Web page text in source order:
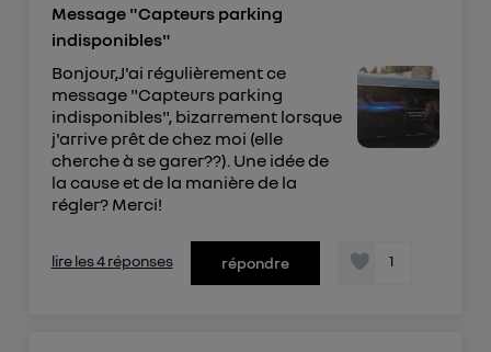
Message "Capteurs parking
indisponibles"
Bonjour,J'ai régulièrement ce
message "Capteurs parking
indisponibles", bizarrement lorsque
j'arrive prêt de chez moi (elle
cherche à se garer??). Une idée de
la cause et de la manière de la
régler? Merci!
lire les 4 réponses répondre 1